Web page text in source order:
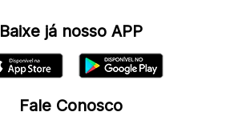
Baixe já nosso APP
Fale Conosco